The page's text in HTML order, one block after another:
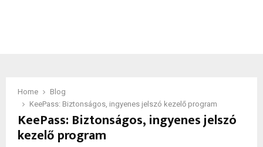
Home
Blog
KeePass: Biztonságos, ingyenes jelszó kezelő program
KeePass: Biztonságos, ingyenes jelszó
kezelő program